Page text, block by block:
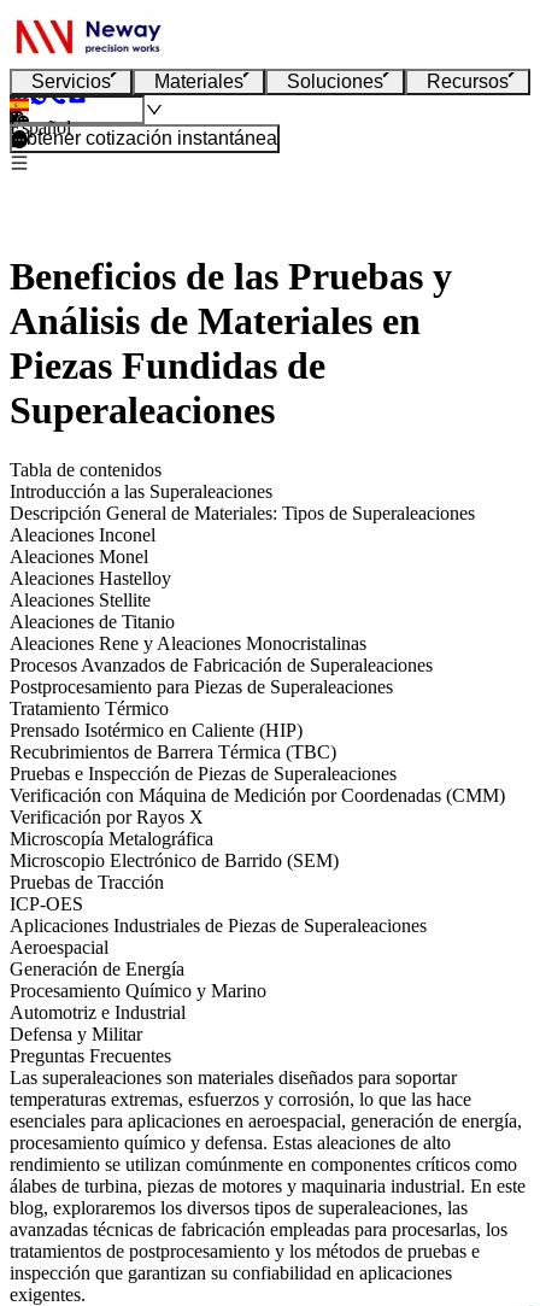
Servicios Materiales Soluciones Recursos
Español
Obtener cotización instantánea
Beneficios de las Pruebas y
Análisis de Materiales en
Piezas Fundidas de
Superaleaciones
Tabla de contenidos
Introducción a las Superaleaciones
Descripción General de Materiales: Tipos de Superaleaciones
Aleaciones Inconel
Aleaciones Monel
Aleaciones Hastelloy
Aleaciones Stellite
Aleaciones de Titanio
Aleaciones Rene y Aleaciones Monocristalinas
Procesos Avanzados de Fabricación de Superaleaciones
Postprocesamiento para Piezas de Superaleaciones
Tratamiento Térmico
Prensado Isotérmico en Caliente (HIP)
Recubrimientos de Barrera Térmica (TBC)
Pruebas e Inspección de Piezas de Superaleaciones
Verificación con Máquina de Medición por Coordenadas (CMM)
Verificación por Rayos X
Microscopía Metalográfica
Microscopio Electrónico de Barrido (SEM)
Pruebas de Tracción
ICP-OES
Aplicaciones Industriales de Piezas de Superaleaciones
Aeroespacial
Generación de Energía
Procesamiento Químico y Marino
Automotriz e Industrial
Defensa y Militar
Preguntas Frecuentes
Las superaleaciones son materiales diseñados para soportar
temperaturas extremas, esfuerzos y corrosión, lo que las hace
esenciales para aplicaciones en aeroespacial, generación de energía,
procesamiento químico y defensa. Estas aleaciones de alto
rendimiento se utilizan comúnmente en componentes críticos como
álabes de turbina, piezas de motores y maquinaria industrial. En este
blog, exploraremos los diversos tipos de superaleaciones, las
avanzadas técnicas de fabricación empleadas para procesarlas, los
tratamientos de postprocesamiento y los métodos de pruebas e
inspección que garantizan su confiabilidad en aplicaciones
exigentes.